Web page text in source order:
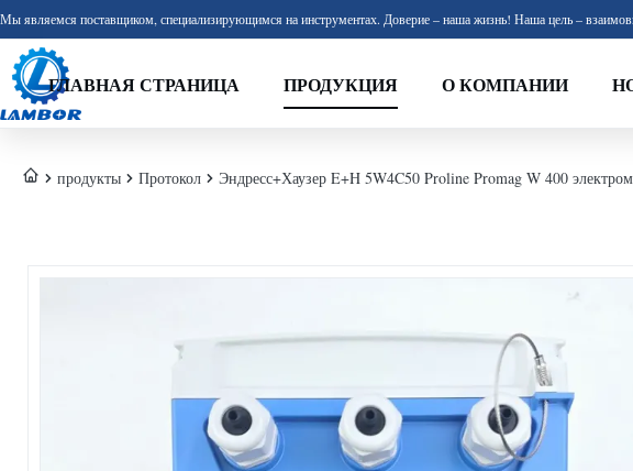
Мы являемся поставщиком, специализирующимся на инструментах. Доверие – наша жизнь! Наша цель –
ГЛАВНАЯ СТРАНИЦА ПРОДУКЦИЯ О КОМПАНИИ
продукты Протокол Эндресс+Хаузер E+H 5W4C50 Proline Promag W 400